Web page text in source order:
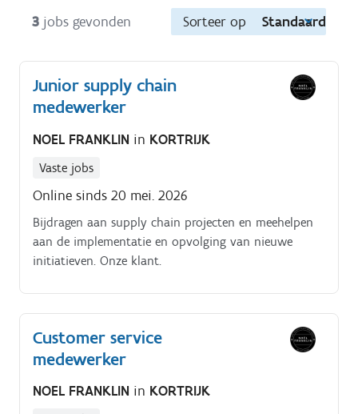
3 jobs gevonden Sorteer op Standaard
Junior supply chain
medewerker
NOEL FRANKLIN in KORTRIJK
Vaste jobs
Online sinds 20 mei. 2026
Bijdragen aan supply chain projecten en meehelpen
aan de implementatie en opvolging van nieuwe
initiatieven. Onze klant.
Customer service
medewerker
NOEL FRANKLIN in KORTRIJK